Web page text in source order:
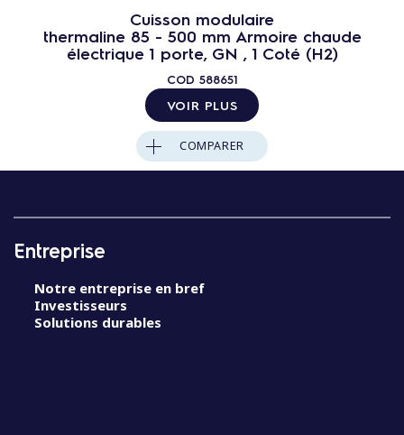
Cuisson modulaire
thermaline 85 - 500 mm Armoire chaude
électrique 1 porte, GN , 1 Coté (H2)
COD 588651
VOIR PLUS
COMPARER
Entreprise
Notre entreprise en bref
Investisseurs
Solutions durables